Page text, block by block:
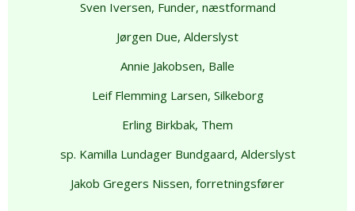
Sven Iversen, Funder, næstformand
Jørgen Due, Alderslyst
Annie Jakobsen, Balle
Leif Flemming Larsen, Silkeborg
Erling Birkbak, Them
sp. Kamilla Lundager Bundgaard, Alderslyst
Jakob Gregers Nissen, forretningsfører